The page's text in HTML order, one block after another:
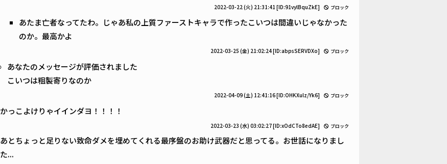
2022-03-22 (火) 21:31:41 [ID:91vylBquZkE] ブロック
あたま亡者なってたわ。じゃあ私の上質ファーストキャラで作ったこいつは間違いじゃなかった
のか。最高かよ
2022-03-25 (金) 21:02:24[ID:abpsSERVDXo] ブロック
あなたのメッセージが評価されました
こいつは粗製寄りなのか
2022-04-09 (土) 12:41:16[ID:OHKXulz/Yk6] ブロック
かっこよけりゃイインダヨ！！！！
2022-03-23 (水) 03:02:27[ID:xOdCTo8edAE] ブロック
あとちょっと足りない致命ダメを埋めてくれる最序盤のお助け武器だと思ってる。お世話になりまし
た...